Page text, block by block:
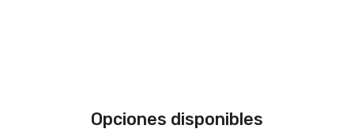
Opciones disponibles